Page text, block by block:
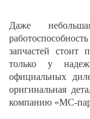
Даже
запчастей стоит
только у
официальных
оригинальная
компанию «МС-